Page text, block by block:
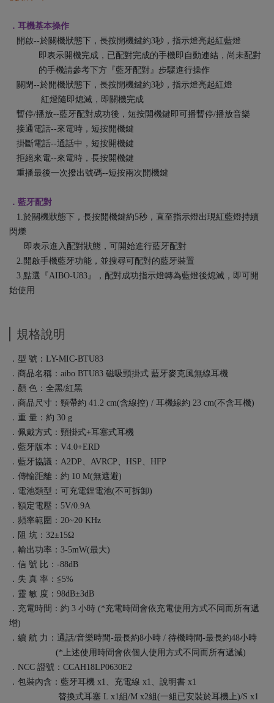
．耳機基本操作
開啟--於關機狀態下，長按開機鍵約3秒，指示燈亮起紅藍燈
即表示開機完成，已配對完成的手機即自動連結，尚未配對
的手機請參考下方『藍牙配對』步驟進行操作
關閉--於開機狀態下，長按開機鍵約3秒，指示燈亮起紅燈
紅燈隨即熄滅，即關機完成
暫停/播放--藍牙配對成功後，短按開機鍵即可播暫停/播放音樂
接通電話--來電時，短按開機鍵
掛斷電話--通話中，短按開機鍵
拒絕來電--來電時，長按開機鍵
重播最後一次撥出號碼--短按兩次開機鍵
．藍牙配對
1.於關機狀態下，長按開機鍵約5秒，直至指示燈出現紅藍燈持續
閃爍
即表示進入配對狀態，可開始進行藍牙配對
2.開啟手機藍牙功能，並搜尋可配對的藍牙裝置
3.點選『AIBO-U83』，配對成功指示燈轉為藍燈後熄滅，即可開
始使用
規格說明
．型 號：LY-MIC-BTU83
．商品名稱：aibo BTU83 磁吸頸掛式 藍牙麥克風無線耳機
．顏 色：全黑/紅黑
．商品尺寸：頸帶約 41.2 cm(含線控) / 耳機線約 23 cm(不含耳機)
．重 量：約 30 g
．佩戴方式：頸掛式+耳塞式耳機
．藍牙版本：V4.0+ERD
．藍牙協議：A2DP、AVRCP、HSP、HFP
．傳輸距離：約 10 M(無遮避)
．電池類型：可充電鋰電池(不可拆卸)
．額定電壓：5V/0.9A
．頻率範圍：20~20 KHz
．阻 坑：32±15Ω
．輸出功率：3-5mW(最大)
．信 號 比：-88dB
．失 真 率：≦5%
．靈 敏 度：98dB±3dB
．充電時間：約 3 小時 (*充電時間會依充電使用方式不同而所有遞
增)
．續 航 力：通話/音樂時間-最長約8小時 / 待機時間-最長約48小時
(*上述使用時間會依個人使用方式不同而所有遞減)
．NCC 證號：CCAH18LP0630E2
．包裝內含：藍牙耳機 x1、充電線 x1、說明書 x1
替換式耳塞 L x1組/M x2組(一組已安裝於耳機上)/S x1